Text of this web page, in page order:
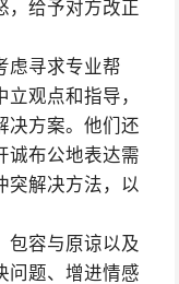
，给予对方改正
虑寻求专业帮
观点和指导，
决方案。他们还
诚布公地表达需
突解决方法，以
包容与原谅以及
问题、增进情感